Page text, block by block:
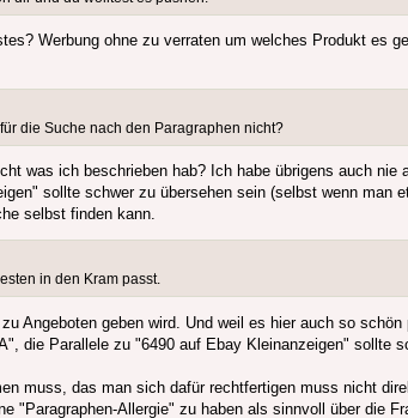
Werbung ohne zu verraten um welches Produkt es
die Suche nach den Paragraphen nicht?
was ich beschrieben hab? Ich habe übrigens auch
sollte schwer zu übersehen sein (selbst wenn man
selbst finden kann.
in den Kram passt.
Angeboten geben wird. Und weil es hier auch so
die Parallele zu "6490 auf Ebay Kleinanzeigen" sollte
muss, das man sich dafür rechtfertigen muss nicht
"Paragraphen-Allergie" zu haben als sinnvoll über die